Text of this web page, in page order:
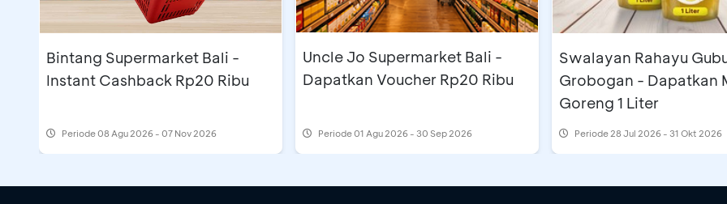
Bintang Supermarket Bali -
Instant Cashback Rp20 Ribu
Periode08 Agu 2026 - 07 Nov 2026
Uncle Jo Supermarket Bali -
Dapatkan Voucher Rp20 Ribu
Periode01 Agu 2026 - 30 Sep 2026
Swalayan Rahayu
Grobogan - Dapatkan
Goreng 1 Liter
Periode28 Jul 2026 - 31 Okt 2026